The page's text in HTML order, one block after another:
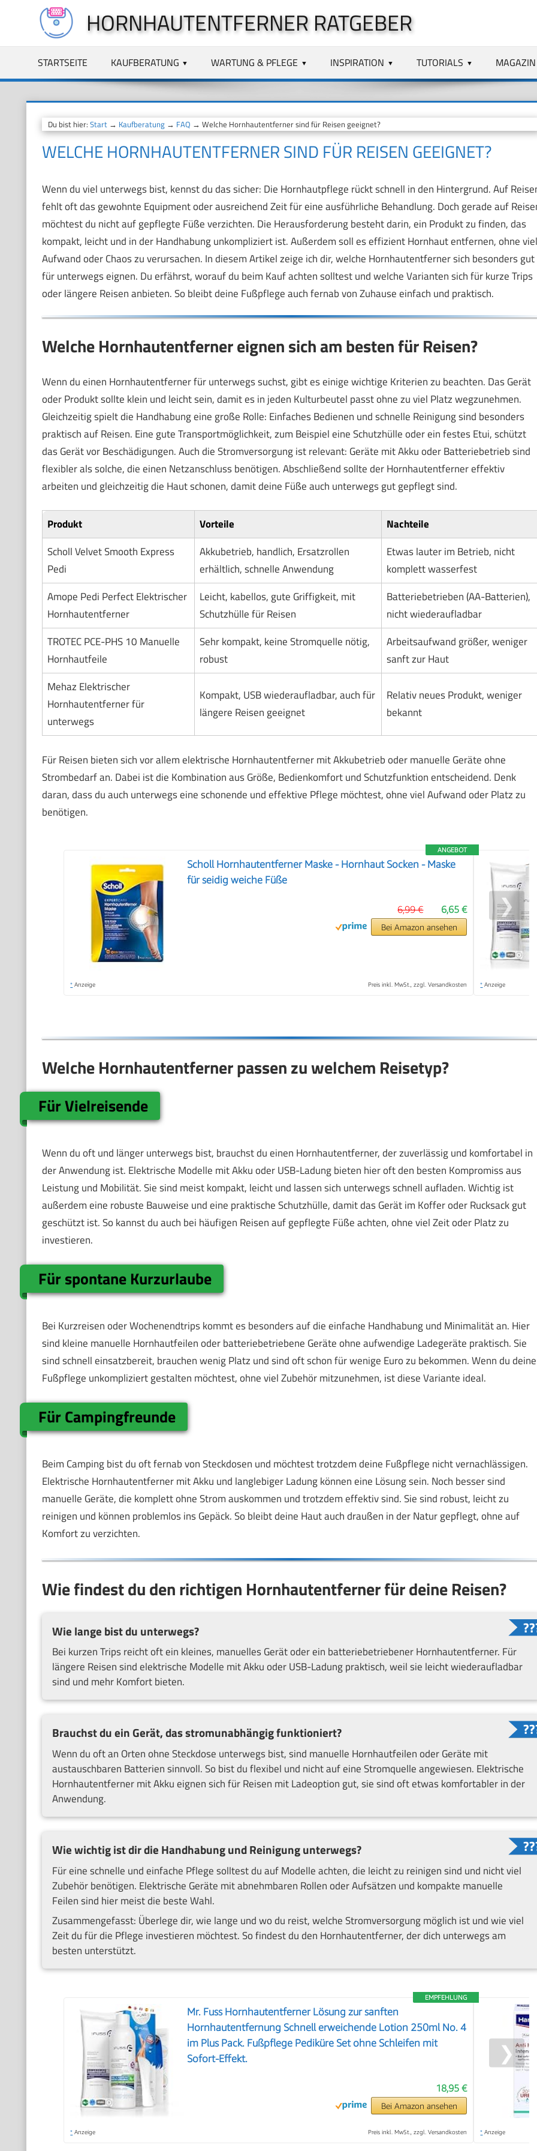
springen
HORNHAUTENTFERNER RATGEBER
STARTSEITE KAUFBERATUNG WARTUNG & PFLEGE INSPIRATION TUTORIALS MAGAZIN
Du bist hier: Start→ Kaufberatung→ FAQ → Welche Hornhautentferner sind für Reisen geeignet?
WELCHE HORNHAUTENTFERNER SIND FÜR REISEN GEEIGNET?
Wenn du viel unterwegs bist, kennst du das sicher: Die Hornhautpflege rückt schnell in den Hintergrund. Auf
fehlt oft das gewohnte Equipment oder ausreichend Zeit für eine ausführliche Behandlung. Doch gerade auf
möchtest du nicht auf gepflegte Füße verzichten. Die Herausforderung besteht darin, ein Produkt zu finden, das
kompakt, leicht und in der Handhabung unkompliziert ist. Außerdem soll es effizient Hornhaut entfernen, ohne viel
Aufwand oder Chaos zu verursachen. In diesem Artikel zeige ich dir, welche Hornhautentferner sich besonders gut
für unterwegs eignen. Du erfährst, worauf du beim Kauf achten solltest und welche Varianten sich für kurze Trips
oder längere Reisen anbieten. So bleibt deine Fußpflege auch fernab von Zuhause einfach und praktisch.
Welche Hornhautentferner eignen sich am besten für Reisen?
Wenn du einen Hornhautentferner für unterwegs suchst, gibt es einige wichtige Kriterien zu beachten. Das Gerät
oder Produkt sollte klein und leicht sein, damit es in jeden Kulturbeutel passt ohne zu viel Platz wegzunehmen.
Gleichzeitig spielt die Handhabung eine große Rolle: Einfaches Bedienen und schnelle Reinigung sind besonders
praktisch auf Reisen. Eine gute Transportmöglichkeit, zum Beispiel eine Schutzhülle oder ein festes Etui, schützt
das Gerät vor Beschädigungen. Auch die Stromversorgung ist relevant: Geräte mit Akku oder Batteriebetrieb sind
flexibler als solche, die einen Netzanschluss benötigen. Abschließend sollte der Hornhautentferner effektiv
arbeiten und gleichzeitig die Haut schonen, damit deine Füße auch unterwegs gut gepflegt sind.
Produkt Vorteile
Nachteile
Scholl Velvet Smooth Express
Pedi
Akkubetrieb, handlich, Ersatzrollen
erhältlich, schnelle Anwendung
Etwas lauter im Betrieb, nicht
komplett wasserfest
Amope Pedi Perfect Elektrischer
Hornhautentferner
Leicht, kabellos, gute Griffigkeit, mit
Schutzhülle für Reisen
Batteriebetrieben (AA-Batterien),
nicht wiederaufladbar
TROTEC PCE-PHS 10 Manuelle
Hornhautfeile
Sehr kompakt, keine Stromquelle nötig,
robust
Arbeitsaufwand größer, weniger
sanft zur Haut
Mehaz Elektrischer
Hornhautentferner für
unterwegs
Kompakt, USB wiederaufladbar, auch für
längere Reisen geeignet
Relativ neues Produkt, weniger
bekannt
Für Reisen bieten sich vor allem elektrische Hornhautentferner mit Akkubetrieb oder manuelle Geräte ohne
Strombedarf an. Dabei ist die Kombination aus Größe, Bedienkomfort und Schutzfunktion entscheidend. Denk
daran, dass du auch unterwegs eine schonende und effektive Pflege möchtest, ohne viel Aufwand oder Platz zu
benötigen.
ANGEBOT
Scholl Hornhautentferner Maske - Hornhaut Socken - Maske
für seidig weiche Füße
6,65 €
6,99 €
Bei Amazon ansehen
* Anzeige Preis inkl. MwSt., zzgl. Versandkosten * Anzeige
❯
Welche Hornhautentferner passen zu welchem Reisetyp?
Für Vielreisende
Wenn du oft und länger unterwegs bist, brauchst du einen Hornhautentferner, der zuverlässig und komfortabel in
der Anwendung ist. Elektrische Modelle mit Akku oder USB-Ladung bieten hier oft den besten Kompromiss aus
Leistung und Mobilität. Sie sind meist kompakt, leicht und lassen sich unterwegs schnell aufladen. Wichtig ist
außerdem eine robuste Bauweise und eine praktische Schutzhülle, damit das Gerät im Koffer oder Rucksack gut
geschützt ist. So kannst du auch bei häufigen Reisen auf gepflegte Füße achten, ohne viel Zeit oder Platz zu
investieren.
Für spontane Kurzurlaube
Bei Kurzreisen oder Wochenendtrips kommt es besonders auf die einfache Handhabung und Minimalität an. Hier
sind kleine manuelle Hornhautfeilen oder batteriebetriebene Geräte ohne aufwendige Ladegeräte praktisch. Sie
sind schnell einsatzbereit, brauchen wenig Platz und sind oft schon für wenige Euro zu bekommen. Wenn du deine
Fußpflege unkompliziert gestalten möchtest, ohne viel Zubehör mitzunehmen, ist diese Variante ideal.
Für Campingfreunde
Beim Camping bist du oft fernab von Steckdosen und möchtest trotzdem deine Fußpflege nicht vernachlässigen.
Elektrische Hornhautentferner mit Akku und langlebiger Ladung können eine Lösung sein. Noch besser sind
manuelle Geräte, die komplett ohne Strom auskommen und trotzdem effektiv sind. Sie sind robust, leicht zu
reinigen und können problemlos ins Gepäck. So bleibt deine Haut auch draußen in der Natur gepflegt, ohne auf
Komfort zu verzichten.
Wie findest du den richtigen Hornhautentferner für deine Reisen?
Wie lange bist du unterwegs?
Bei kurzen Trips reicht oft ein kleines, manuelles Gerät oder ein batteriebetriebener Hornhautentferner. Für
längere Reisen sind elektrische Modelle mit Akku oder USB-Ladung praktisch, weil sie leicht wiederaufladbar
sind und mehr Komfort bieten.
Brauchst du ein Gerät, das stromunabhängig funktioniert?
Wenn du oft an Orten ohne Steckdose unterwegs bist, sind manuelle Hornhautfeilen oder Geräte mit
austauschbaren Batterien sinnvoll. So bist du flexibel und nicht auf eine Stromquelle angewiesen. Elektrische
Hornhautentferner mit Akku eignen sich für Reisen mit Ladeoption gut, sie sind oft etwas komfortabler in der
Anwendung.
Wie wichtig ist dir die Handhabung und Reinigung unterwegs?
Für eine schnelle und einfache Pflege solltest du auf Modelle achten, die leicht zu reinigen sind und nicht viel
Zubehör benötigen. Elektrische Geräte mit abnehmbaren Rollen oder Aufsätzen und kompakte manuelle
Feilen sind hier meist die beste Wahl.
Zusammengefasst: Überlege dir, wie lange und wo du reist, welche Stromversorgung möglich ist und wie viel
Zeit du für die Pflege investieren möchtest. So findest du den Hornhautentferner, der dich unterwegs am
besten unterstützt.
EMPFEHLUNG
Mr. Fuss Hornhautentferner Lösung zur sanften
Hornhautentfernung Schnell erweichende Lotion 250ml No. 4
im Plus Pack. Fußpflege Pediküre Set ohne Schleifen mit
Sofort-Effekt.
18,95 €
Bei Amazon ansehen
* Anzeige Preis inkl. MwSt., zzgl. Versandkosten * Anzeige
❯